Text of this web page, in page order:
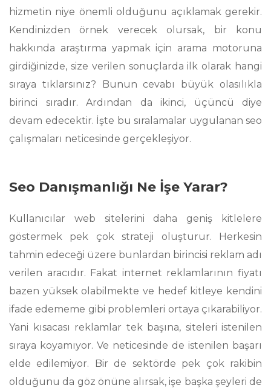
hizmetin niye önemli olduğunu açıklamak gerekir.
Kendinizden örnek verecek olursak, bir konu
hakkında araştırma yapmak için arama motoruna
girdiğinizde, size verilen sonuçlarda ilk olarak hangi
sıraya tıklarsınız? Bunun cevabı büyük olasılıkla
birinci sıradır. Ardından da ikinci, üçüncü diye
devam edecektir. İşte bu sıralamalar uygulanan seo
çalışmaları neticesinde gerçekleşiyor.
Seo Danışmanlığı Ne İşe Yarar?
Kullanıcılar web sitelerini daha geniş kitlelere
göstermek pek çok strateji oluşturur. Herkesin
tahmin edeceği üzere bunlardan birincisi reklam adı
verilen aracıdır. Fakat internet reklamlarının fiyatı
bazen yüksek olabilmekte ve hedef kitleye kendini
ifade edememe gibi problemleri ortaya çıkarabiliyor.
Yani kısacası reklamlar tek başına, siteleri istenilen
sıraya koyamıyor. Ve neticesinde de istenilen başarı
elde edilemiyor. Bir de sektörde pek çok rakibin
olduğunu da göz önüne alırsak, işe başka şeyleri de